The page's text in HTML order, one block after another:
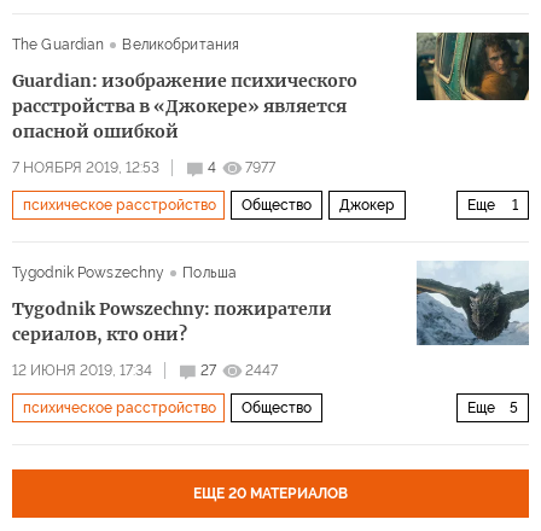
The Guardian
Великобритания
Guardian: изображение психического
расстройства в «Джокере» является
опасной ошибкой
7 НОЯБРЯ 2019, 12:53 4 7977
Еще 1
психическое расстройство Общество Джокер
Tygodnik Powszechny
Польша
Tygodnik Powszechny: пожиратели
сериалов, кто они?
12 ИЮНЯ 2019, 17:34 27 2447
Еще 5
психическое расстройство Общество
ЕЩЕ 20 МАТЕРИАЛОВ